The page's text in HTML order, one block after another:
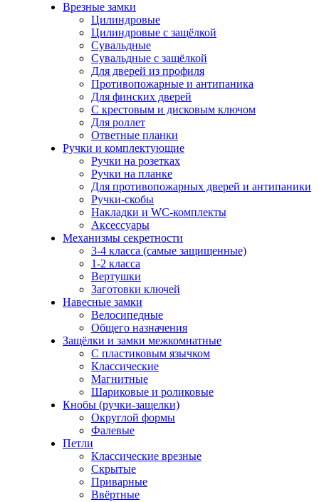
Врезные замки
Цилиндровые
Цилиндровые с защёлкой
Сувальдные
Сувальдные с защёлкой
Для дверей из профиля
Противопожарные и антипаника
Для финских дверей
С крестовым и дисковым ключом
Для роллет
Ответные планки
Ручки и комплектующие
Ручки на розетках
Ручки на планке
Для противопожарных дверей и антипаники
Ручки-скобы
Накладки и WC-комплекты
Аксессуары
Механизмы секретности
3-4 класса (самые защищенные)
1-2 класса
Вертушки
Заготовки ключей
Навесные замки
Велосипедные
Общего назначения
Защёлки и замки межкомнатные
С пластиковым язычком
Классические
Магнитные
Шариковые и роликовые
Кнобы (ручки-защелки)
Округлой формы
Фалевые
Петли
Классические врезные
Скрытые
Приварные
Ввёртные